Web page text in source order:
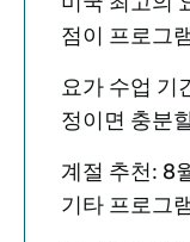
점이 프로그
요가 수업 기
정이면 충분
계절 추천: 8
기타 프로그